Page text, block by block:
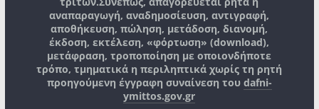
αναπαραγωγή, αναδημοσίευση, αντιγραφή,
αποθήκευση, πώληση, μετάδοση, διανομή,
έκδοση, εκτέλεση, «φόρτωση» (download),
μετάφραση, τροποποίηση με οποιονδήποτε
τρόπο, τμηματικά η περιληπτικά χωρίς τη ρητή
προηγούμενη έγγραφη συναίνεση του dafni-
ymittos.gov.gr